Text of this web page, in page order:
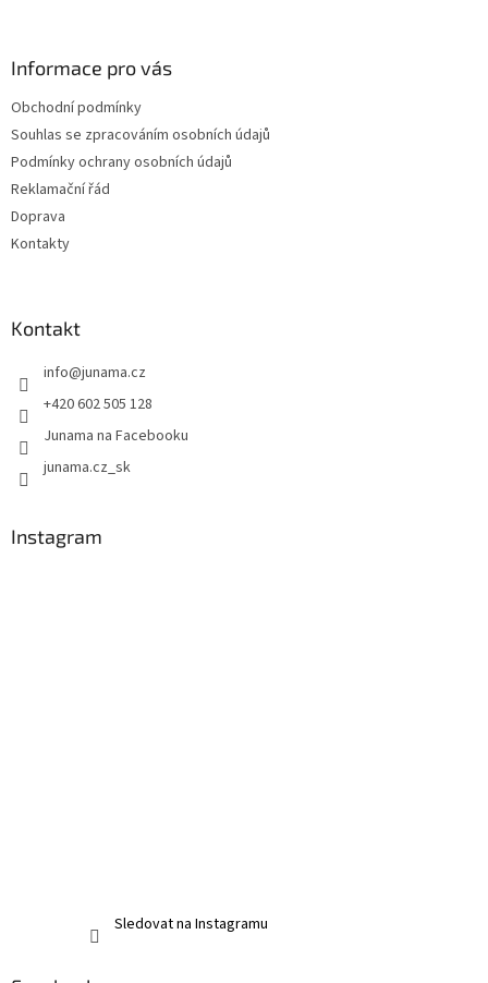
Informace pro vás
Obchodní podmínky
Souhlas se zpracováním osobních údajů
Podmínky ochrany osobních údajů
Reklamační řád
Doprava
Kontakty
Kontakt
info@junama.cz
+420 602 505 128
Junama na Facebooku
junama.cz_sk
Instagram
Sledovat na Instagramu